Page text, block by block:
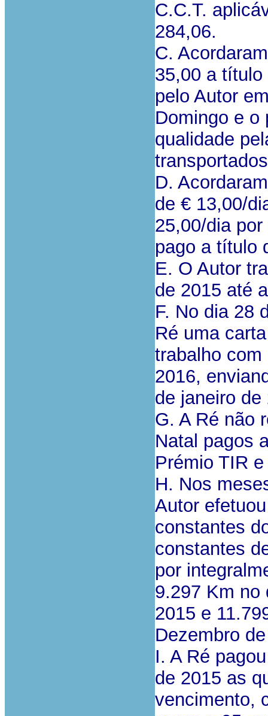
C.C.T.
284,06.
C.
35,00 a título
pelo Autor
Domingo e o
qualidade
D.
de € 13,00/
25,00/dia
pago a título
E. O Autor
de 2015 até
F. No dia 28
Ré uma
trabalho
2016,
de janeiro de
G. A Ré não
Natal pagos
Prémio TIR
H. Nos
Autor
constantes
constantes
por
9.297 Km no
2015 e
Dezembro
I. A Ré
de 2015 as
vencimento,